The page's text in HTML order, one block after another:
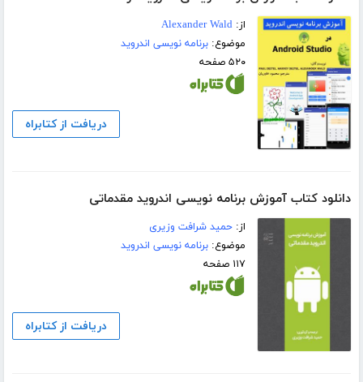
از:Alexander Wald
موضوع:برنامه نویسی اندروید
۵۲۰ صفحه
دریافت از کتابراه
دانلود کتاب آموزش برنامه نویسی اندروید مقدماتی
از:حمید شرافت وزیری
موضوع:برنامه نویسی اندروید
۱۱۷ صفحه
دریافت از کتابراه